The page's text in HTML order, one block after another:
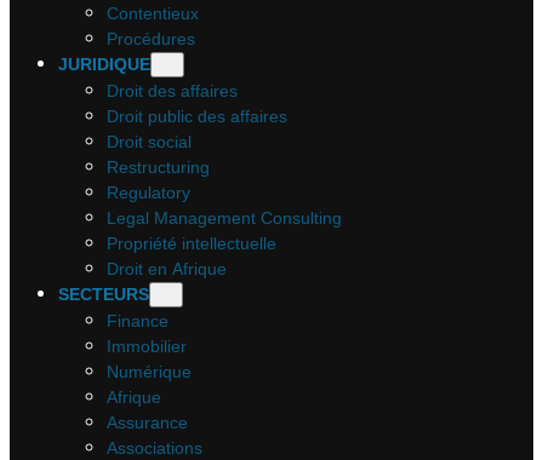
Contentieux
Procédures
JURIDIQUE
Droit des affaires
Droit public des affaires
Droit social
Restructuring
Regulatory
Legal Management Consulting
Propriété intellectuelle
Droit en Afrique
SECTEURS
Finance
Immobilier
Numérique
Afrique
Assurance
Associations